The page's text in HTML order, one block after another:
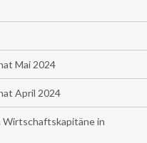
Mai 2024
April 2024
Wirtschaftskapitäne in